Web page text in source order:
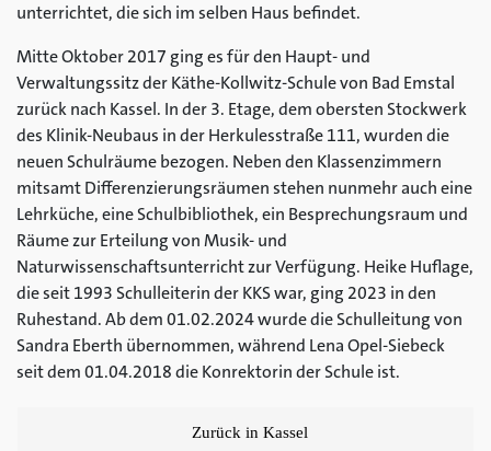
unterrichtet, die sich im selben Haus befindet.
Mitte Oktober 2017 ging es für den Haupt- und
Verwaltungssitz der Käthe-Kollwitz-Schule von Bad Emstal
zurück nach Kassel. In der 3. Etage, dem obersten Stockwerk
des Klinik-Neubaus in der Herkulesstraße 111, wurden die
neuen Schulräume bezogen. Neben den Klassenzimmern
mitsamt Differenzierungsräumen stehen nunmehr auch eine
Lehrküche, eine Schulbibliothek, ein Besprechungsraum und
Räume zur Erteilung von Musik- und
Naturwissenschaftsunterricht zur Verfügung. Heike Huflage,
die seit 1993 Schulleiterin der KKS war, ging 2023 in den
Ruhestand. Ab dem 01.02.2024 wurde die Schulleitung von
Sandra Eberth übernommen, während Lena Opel-Siebeck
seit dem 01.04.2018 die Konrektorin der Schule ist.
Zurück in Kassel